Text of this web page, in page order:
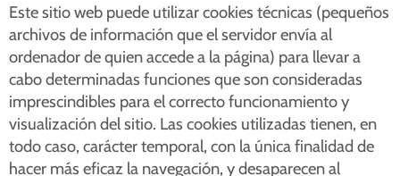
Este sitio web puede utilizar cookies técnicas (pequeños
archivos de información que el servidor envía al
ordenador de quien accede a la página) para llevar a
cabo determinadas funciones que son consideradas
imprescindibles para el correcto funcionamiento y
visualización del sitio. Las cookies utilizadas tienen, en
todo caso, carácter temporal, con la única finalidad de
hacer más eficaz la navegación, y desaparecen al